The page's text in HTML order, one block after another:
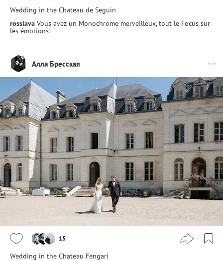
Wedding in the Chateau de Seguin
rosslava Vous avez un Monochrome merveilleux, tout le Focus sur
les émotions!
Алла Бресская
15
Wedding in the Chateau Fengari